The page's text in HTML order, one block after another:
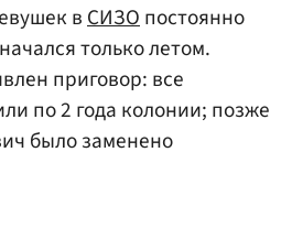
вСИЗОпостоянно
только летом.
приговор: все
по 2 года колонии; позже
было заменено